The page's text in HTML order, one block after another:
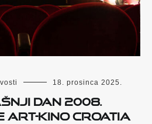
18. prosinca 2025.
dan 2008.
Art-kino Croatia